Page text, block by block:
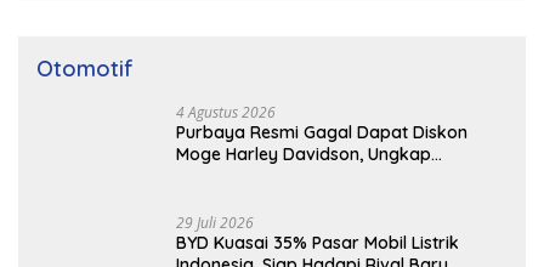
Otomotif
4 Agustus 2026
Purbaya Resmi Gagal Dapat Diskon
Moge Harley Davidson, Ungkap
29 Juli 2026
BYD Kuasai 35% Pasar Mobil Listrik